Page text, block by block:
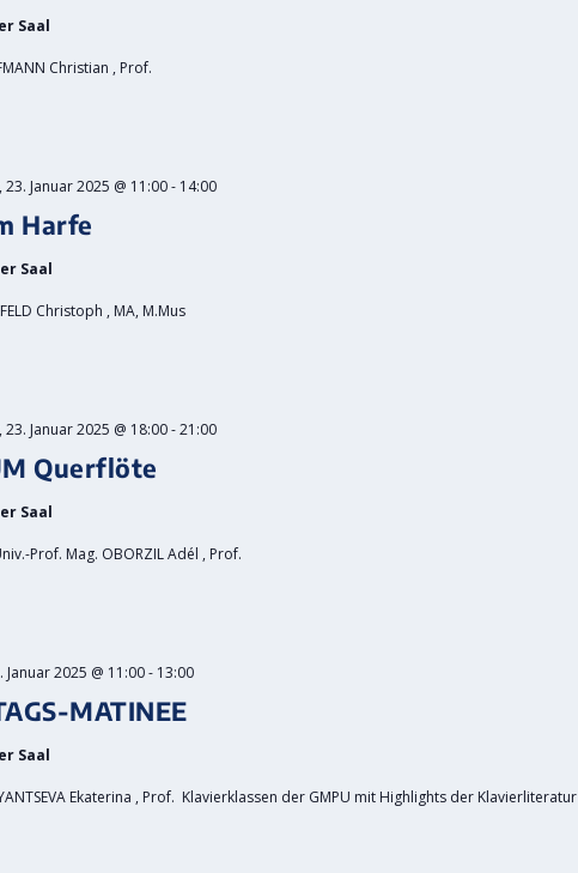
Saal
Christian , Prof.
Harfe
Januar 2025 @ 11:00- 14:00
Saal
Christoph , MA, M.Mus
Querflöte
Januar 2025 @ 18:00-21:00
Saal
Prof. Mag. OBORZIL Adél , Prof.
MATINEE
Januar 2025 @ 11:00- 13:00
Saal
Ekaterina , Prof. Klavierklassen der GMPU mit Highlights der Klavierliteratur